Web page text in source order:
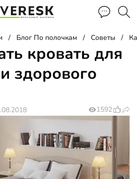
Блог По полочкам Советы
1592
кровать для
здорового